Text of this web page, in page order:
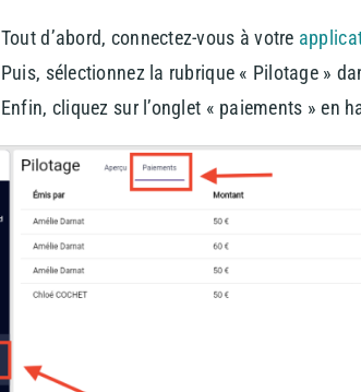
Tout d’abord, connectez-vous à votre
Puis, sélectionnez la rubrique « Pilotage »
Enfin, cliquez sur l’onglet « paiements » en